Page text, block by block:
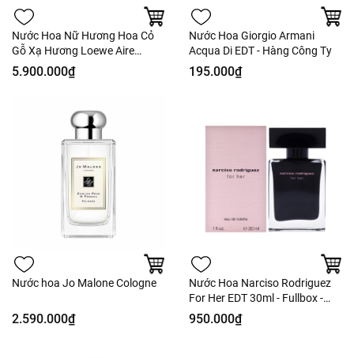
Nước Hoa Nữ Hương Hoa Cỏ
Gỗ Xạ Hương Loewe Aire
Sutileza EDT 125ml - Fullbox -
5.900.000₫
Nước Hoa Giorgio Armani
Acqua Di EDT - Hàng Công Ty
195.000₫
Nước hoa Jo Malone Cologne
2.590.000₫
Nước Hoa Narciso Rodriguez
For Her EDT 30ml - Fullbox -
Hàng US
950.000₫